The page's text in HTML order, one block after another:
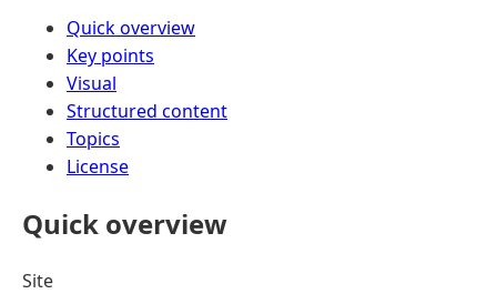
Quick overview
Key points
Visual
Structured content
Topics
License
Quick overview
Site